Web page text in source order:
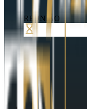
REUNIÃO